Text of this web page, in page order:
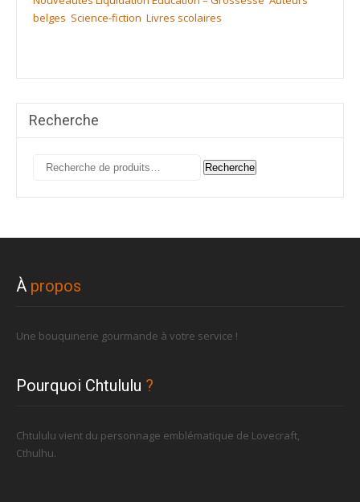
belges Science-fiction Livres scolaires
Recherche
Recherche
Recherche
À propos
Une bouquinerie gourmande à votre service !
Pourquoi Chtululu ?
Chtululu vient du personnage emblématique de Lovecraft,
Cthulhu.